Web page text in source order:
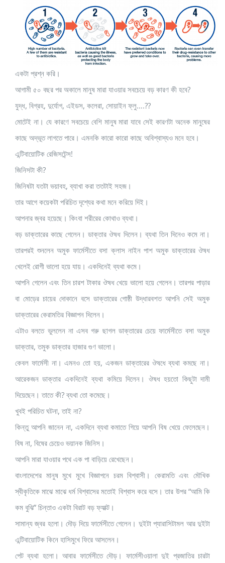
একটা প্রশ্ন করি।
আগামী ৫০ বছর পর অকালে মানুষ মারা যাওয়ার সবচেয়ে বড় কারণ কী হবে?
যুদ্ধ, বিগ্রহ, দুর্যোগ, এইডস, কলেরা, সোয়াইন ফ্লু….??
মোটেই না। যে কারণে সবচেয়ে বেশি মানুষ মারা যাবে সেই কারণটা অনেক মানুষের
কাছে অদ্ভূত লাগতে পারে। এমনকি কারো কারো কাছে অবিশ্বাস্যও মনে হবে।
এন্টিবায়োটিক রেজিসটেন্স!
জিনিসটা কী?
জিনিষটা যতটা ভয়াবহ, ব্যাখা করা ততটাই সহজ।
তার আগে কয়েকটা পরিচিত দৃশ্যের কথা মনে করিয়ে দিই।
আপনার জ্বর হয়েছে। কিংবা শরীরের কোথাও ব্যথা।
বড় ডাক্তারের কাছে গেলেন। ডাক্তার ঔষধ দিলেন। ব্যথা তিন দিনেও কমে না।
তারপরই শুনলেন অমুক ফার্মেসীতে বসা ক্লাস নাইন পাশ অমুক ডাক্তারের ঔষধ
খেলেই রোগী ভালো হয়ে যায়। একদিনেই ব্যথা কমে।
আপনি গেলেন এবং তিন চারশ টাকার ঔষধ খেয়ে ভালো হয়ে গেলেন। তারপর পাড়ার
বা মোড়ের চায়ের দোকানে বসে ডাক্তারের গোষ্ঠী উদ্ধারবশত আপনি সেই অমুক
ডাক্তারের কেরামতির বিজ্ঞাপন দিলেন।
এটাও বলতে ভুললেন না এসব গরু ছাগল ডাক্তারের চেয়ে ফার্মেসীতে বসা অমুক
ডাক্তার, তমুক ডাক্তার হাজার গুণ ভালো।
কেবল ফার্মেসী না। এমনও তো হয়, একজন ডাক্তারের ঔষধে ব্যথা কমছে না।
আরেকজন ডাক্তার একদিনেই ব্যথা কমিয়ে দিলেন। ঔষধ হয়তো কিছুটা দামী
দিয়েছেন। তাতে কী? ব্যথা তো কমেছে।
খুবই পরিচিত ঘটনা, তাই না?
কিন্তু আপনি জানেন না, একদিনে ব্যথা কমাতে গিয়ে আপনি বিষ খেয়ে ফেলেছেন।
বিষ না, বিষের চেয়েও ভয়ানক জিনিস।
আপনি মারা যাওয়ার পথে এক পা বাড়িয়ে রেখেছেন।
বাংলাদেশের মানুষ মুখে মুখে বিজ্ঞাপনে চরম বিশ্বাসী। কেরামতি এবং মৌখিক
স্বীকৃতিকে মাঝে মাঝে ধর্ম বিশ্বাসের মতোই বিশ্বাস করে বসে। তার উপর “আমি কি
কম বুঝি” চিন্তাও একটা বিরাট বড় ফ্যাক্ট।
সামান্য জ্বর হলো। দৌড় দিয়ে ফার্মেসীতে গেলেন। দুইটা প্যারাসিটামল আর দুইটা
এন্টিবায়োটিক কিনে হাসিমুখে ফিরে আসলেন।
পেট ব্যথা হলো। আবার ফার্মেসীতে দৌড়। ফার্মেসীওয়ালা দুই প্রজাতির চারটা